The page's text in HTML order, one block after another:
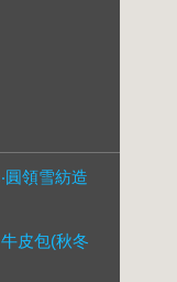
圓領雪紡造
皮包(秋冬